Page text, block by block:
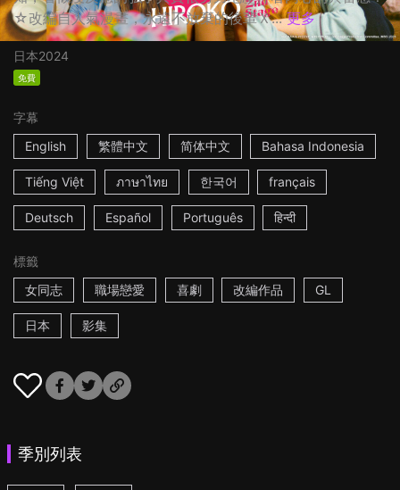
☆改編自人氣漫畫，永遠不放棄的後輩Ｘ... 更多
日本2024
免費
字幕
English
繁體中文 简体中文 Bahasa Indonesia
Tiếng Việt ภาษาไทย 한국어 français
Deutsch Español Português हिन्दी
標籤
女同志
職場戀愛 喜劇 改編作品 GL
日本 影集
季別列表